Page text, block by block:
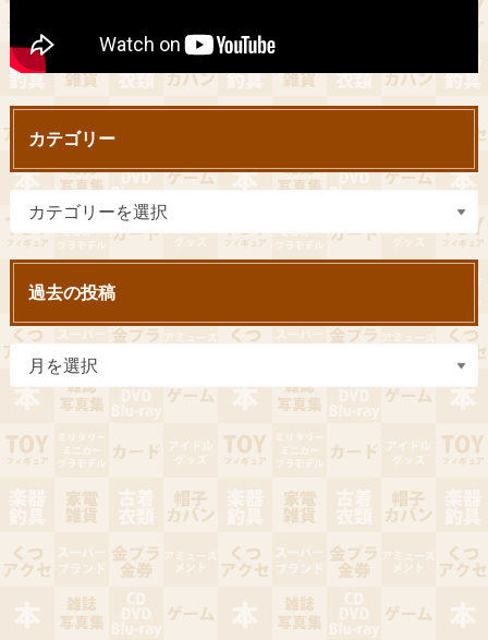
カテゴリー
過去の投稿